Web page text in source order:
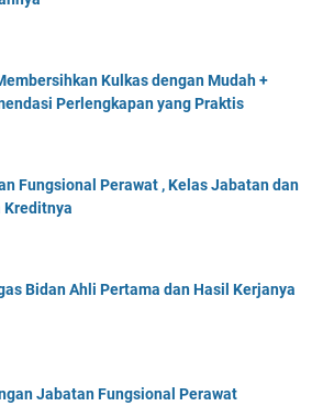
Kulkas dengan Mudah +
Perlengkapan yang Praktis
Fungsional Perawat , Kelas Jabatan dan
Kreditnya
Bidan Ahli Pertama dan Hasil Kerjanya
Jabatan Fungsional Perawat